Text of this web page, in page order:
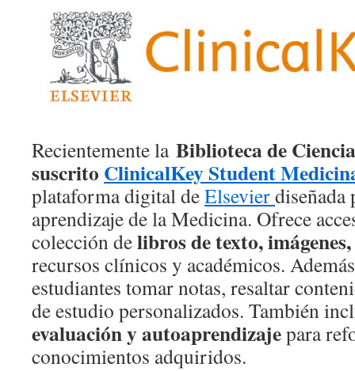
Recientemente la Biblioteca de
suscrito ClinicalKey Student
plataforma digital deElsevierdiseñada
aprendizaje de la Medicina. Ofrece
colección delibros de texto,
recursos clínicos y académicos.
estudiantes tomar notas, resaltar
de estudio personalizados. También
evaluación y autoaprendizajepara
conocimientos adquiridos.